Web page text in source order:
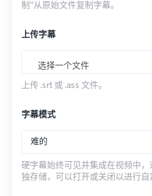
制”从原始文件复制字幕。
上传字幕
选择一个文件
上传 .srt 或 .ass 文件。
字幕模式
难的
硬字幕始终可见并集成在视频中
独存储，可以打开或关闭以进行自